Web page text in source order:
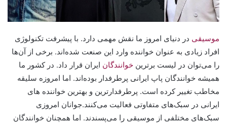
موسیقی در دنیای امروز ما نقش مهمی دارد. با پیشرفت تکنولوژی
افراد زیادی به عنوان خواننده وارد این صنعت شده‌اند. برخی از آن‌ها
را می‌توان در لیست برترین خوانندگان ایران قرار داد. در کشور ما
همیشه خوانندگان پاپ ایرانی پرطرفدار بوده‌اند. اما امروزه سلیقه
مخاطب تغییر کرده است. پرطرفدارترین و بهترین خواننده های
ایرانی در سبک‌های متفاوتی فعالیت می‌کنند.جوانان امروزی
سبک‌های مختلفی از موسیقی را می‌پسندند. اما همچنان خوانندگان